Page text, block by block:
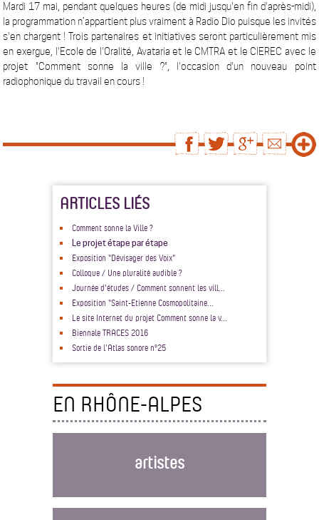
Mardi 17 mai, pendant quelques heures (de midi jusqu'en fin d'après-midi),
la programmation n’appartient plus vraiment à Radio Dio puisque les invités
s'en chargent ! Trois partenaires et initiatives seront particulièrement mis
en exergue, l'Ecole de l'Oralité, Avataria et le CMTRA et le CIEREC avec le
projet "Comment sonne la ville ?", l'occasion d'un nouveau point
radiophonique du travail en cours !
ARTICLES LIÉS
Comment sonne la Ville ?
Le projet étape par étape
Exposition "Dévisager des Voix"
Colloque / Une pluralité audible ?
Journée d'études / Comment sonnent les vill...
Exposition "Saint-Etienne Cosmopolitaine...
Le site Internet du projet Comment sonne la v...
Biennale TRACES 2016
Sortie de l'Atlas sonore n°25
EN RHÔNE-ALPES
artistes